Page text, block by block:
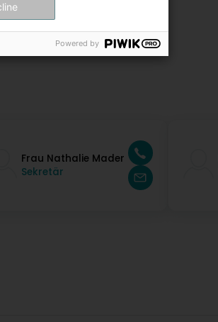
Frau Nathalie Mader
Sekretär
Powered by